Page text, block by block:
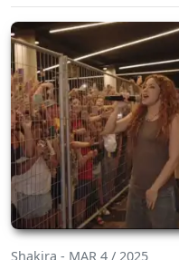
Shakira - MAR 4 / 2025